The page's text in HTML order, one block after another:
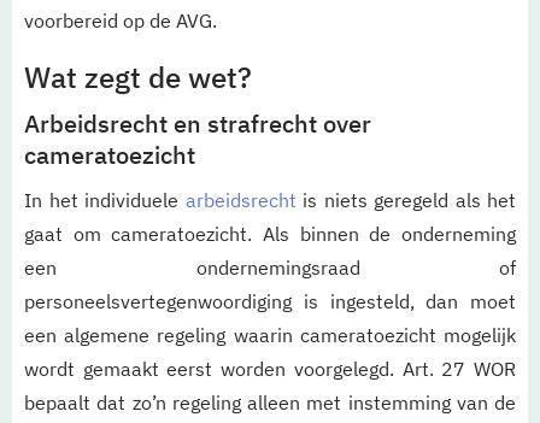
voorbereid op de AVG.
Wat zegt de wet?
Arbeidsrecht en strafrecht over
cameratoezicht
In het individuele arbeidsrecht is niets geregeld als het
gaat om cameratoezicht. Als binnen de onderneming
een ondernemingsraad of
personeelsvertegenwoordiging is ingesteld, dan moet
een algemene regeling waarin cameratoezicht mogelijk
wordt gemaakt eerst worden voorgelegd. Art. 27 WOR
bepaalt dat zo’n regeling alleen met instemming van de